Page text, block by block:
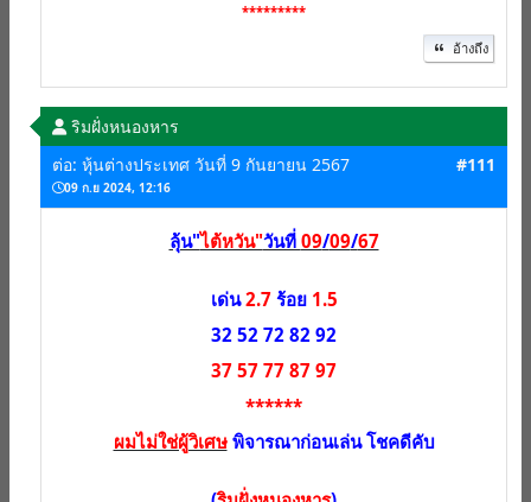
*********
อ้างถึง
ริมฝั่งหนองหาร
ต่อ: หุ้นต่างประเทศ วันที่ 9 กันยายน 2567
09 ก.ย 2024, 12:16
#111
ลุ้น"ไต้หวัน"วันที่ 09/09/67
เด่น 2.7 ร้อย 1.5
32 52 72 82 92
37 57 77 87 97
******
ผมไม่ใช่ผู้วิเศษพิจารณาก่อนเล่น โชคดีคับ